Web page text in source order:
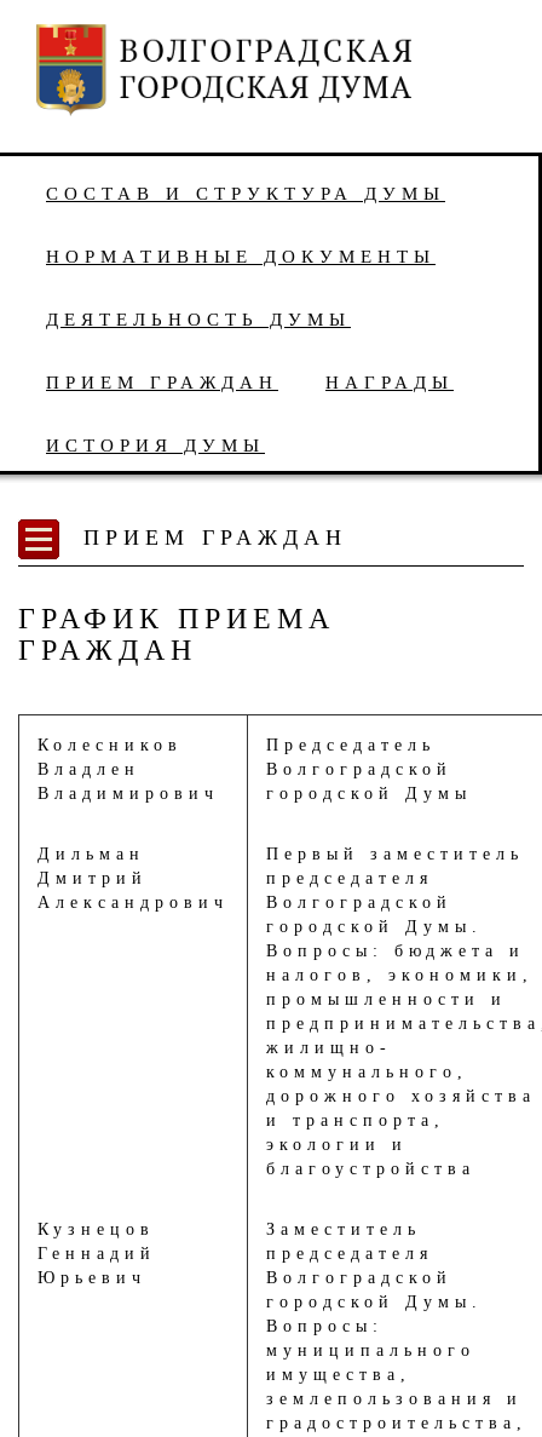
СОСТАВ И СТРУКТУРА ДУМЫ
НОРМАТИВНЫЕ ДОКУМЕНТЫ
ДЕЯТЕЛЬНОСТЬ ДУМЫ
ПРИЕМ ГРАЖДАН НАГРАДЫ
ИСТОРИЯ ДУМЫ
ПРИЕМ ГРАЖДАН
ГРАФИК ПРИЕМА
ГРАЖДАН
Колесников
Владлен
Владимирович
Председатель
Волгоградской
городской Думы
Дильман
Дмитрий
Александрович
Первый заместитель
председателя
Волгоградской
городской Думы.
Вопросы: бюджета и
налогов, экономики,
промышленности и
жилищно-
коммунального,
дорожного хозяйства
и транспорта,
экологии и
благоустройства
Кузнецов
Геннадий
Юрьевич
Заместитель
председателя
Волгоградской
городской Думы.
Вопросы:
муниципального
имущества,
землепользования и
градостроительства,